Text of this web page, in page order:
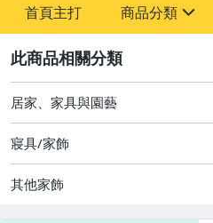
首頁主打 商品分類
居家、家具與園藝
居家、家具與園藝
寢具/家飾
其他家飾